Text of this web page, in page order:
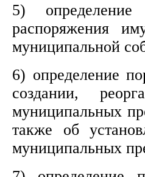
5)
распоряжения
муниципальной
6) определение
создании,
муниципальных
также об
муниципальных